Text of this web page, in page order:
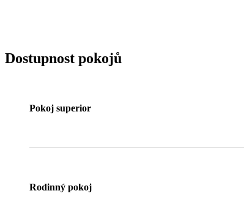
Dostupnost pokojů
Pokoj superior
Rodinný pokoj